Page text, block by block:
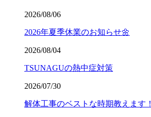
2026/08/06
2026年夏季休業のお知らせ🌼
2026/08/04
TSUNAGUの熱中症対策
2026/07/30
解体工事のベストな時期教えます！